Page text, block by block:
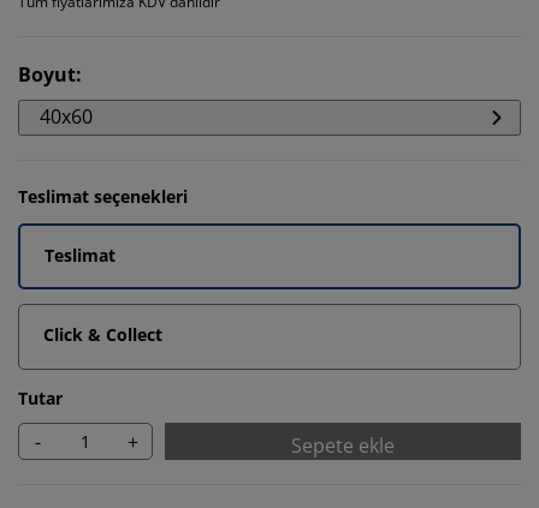
Boyut:
40x60
Teslimat seçenekleri
Teslimat
Click & Collect
Tutar
- + Sepete ekle